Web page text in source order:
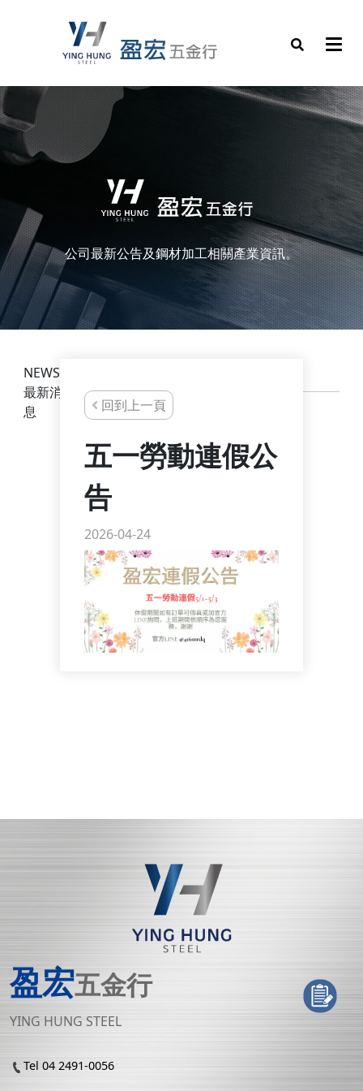
公司最新公告及鋼材加工相關產業資訊。
NEWS
最新消
息
回到上一頁
五一勞動連假公
告
2026-04-24
盈宏五金行
YING HUNG STEEL
Tel 04 2491-0056